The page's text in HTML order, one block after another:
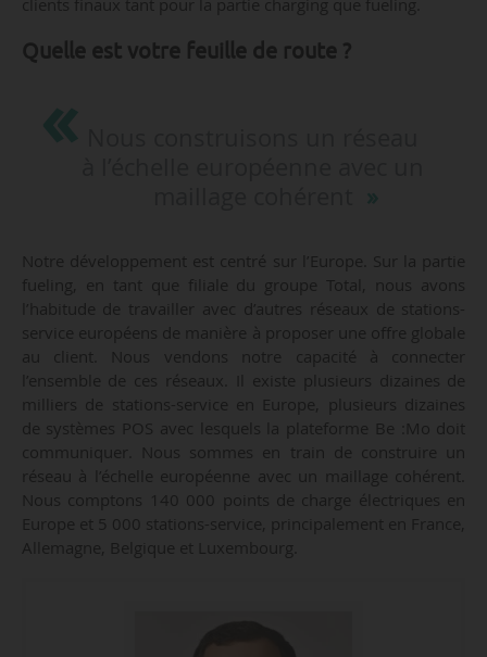
clients finaux tant pour la partie charging que fueling.
Quelle est votre feuille de route ?
Notre développement est centré sur l’Europe. Sur la partie
fueling, en tant que filiale du groupe Total, nous avons
l’habitude de travailler avec d’autres réseaux de stations-
service européens de manière à proposer une offre globale
au client. Nous vendons notre capacité à connecter
l’ensemble de ces réseaux. Il existe plusieurs dizaines de
milliers de stations-service en Europe, plusieurs dizaines
de systèmes POS avec lesquels la plateforme Be :Mo doit
communiquer. Nous sommes en train de construire un
réseau à l’échelle européenne avec un maillage cohérent.
Nous comptons 140 000 points de charge électriques en
Europe et 5 000 stations-service, principalement en France,
Allemagne, Belgique et Luxembourg.